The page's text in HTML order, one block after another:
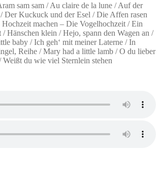
sam sam / Au claire de la lune / Auf der
Der Kuckuck und der Esel / Die Affen rasen
machen – Die Vogelhochzeit / Ein
Hänschen klein / Hejo, spann den Wagen an /
baby / Ich geh‘ mit meiner Laterne / In
Reihe / Mary had a little lamb / O du lieber
du wie viel Sternlein stehen